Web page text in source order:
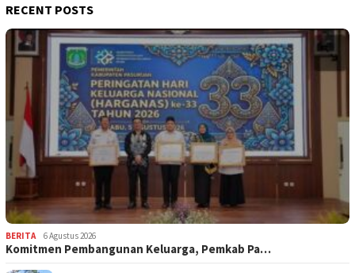
RECENT POSTS
BERITA 6 Agustus 2026
Komitmen Pembangunan Keluarga, Pemkab Pa…